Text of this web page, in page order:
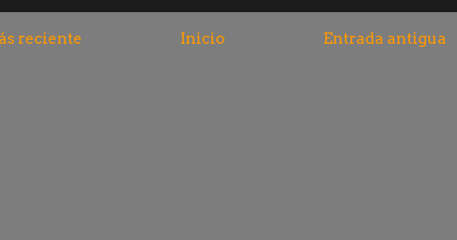
reciente Entrada antigua
Inicio